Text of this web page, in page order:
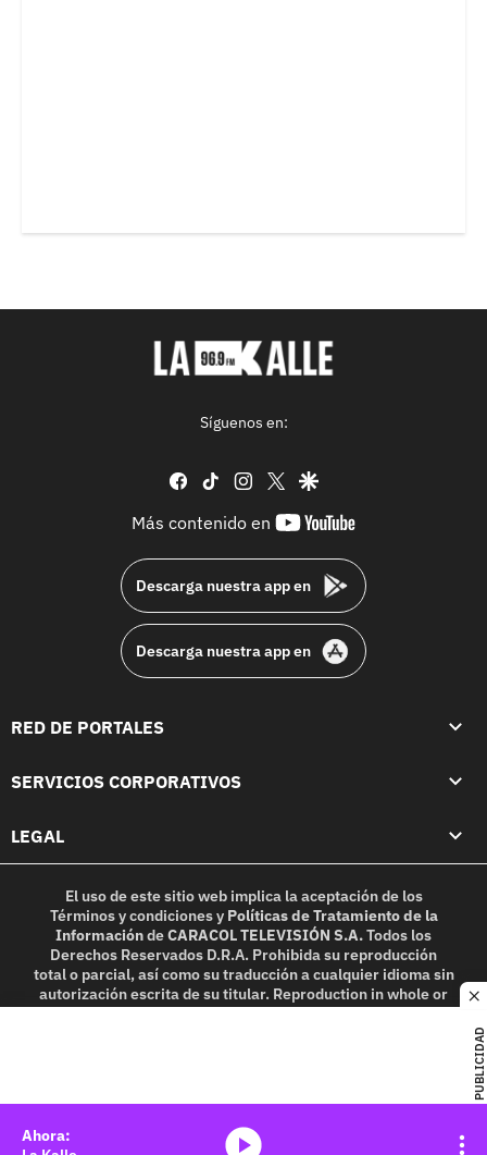
PUBLICIDAD
Síguenos en:
facebook
tiktok instagram
twittergoogle
Más contenido en
youtube-
Descarga nuestra app en
Descarga nuestra app en
RED DE PORTALES
SERVICIOS CORPORATIVOS
LEGAL
El uso de este sitio web implica la aceptación de los
Términos y condicionesy Políticas de Tratamiento de la
InformacióndeCARACOL TELEVISIÓN S.A.Todos los
Derechos Reservados D.R.A. Prohibida su reproducción
total o parcial, así como su traducción a cualquier idioma sin
autorización escrita de su titular. Reproduction in whole or
in part, or translation without written permission is